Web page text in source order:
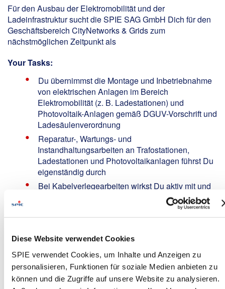
Diese Website verwendet Cookies
SPIE verwendet Cookies, um Inhalte und Anzeigen zu
personalisieren, Funktionen für soziale Medien anbieten zu
können und die Zugriffe auf unsere Website zu analysieren.
Für den Ausbau der Elektromobilität und der
Ladeinfrastruktur sucht die SPIE SAG GmbH Dich für den
Geschäftsbereich CityNetworks & Grids zum
nächstmöglichen Zeitpunkt als
Your Tasks:
Du übernimmst die Montage und Inbetriebnahme
von elektrischen Anlagen im Bereich
Elektromobilität (z. B. Ladestationen) und
Photovoltaik-Anlagen gemäß DGUV-Vorschrift und
Ladesäulenverordnung
Reparatur-, Wartungs- und
Instandhaltungsarbeiten an Trafostationen,
Ladestationen und Photovoltaikanlagen führst Du
eigenständig durch
Bei Kabelverlegearbeiten wirkst Du aktiv mit und
unterstützt die Inbetriebnahmeprozesse vor Ort
Die Installation und Montage von Trafostationen
Ladeinfrastruktur gehören ebenfalls zu Deinen
Aufgaben
Die Dokumentation der Bauausführung erledigst
Du sorgfältig und vollständig